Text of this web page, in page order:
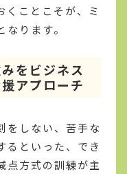
くことこそが、ミ
ります。
をビジネス
アプローチ
をしない、苦手な
るといった、でき
点方式の訓練が主